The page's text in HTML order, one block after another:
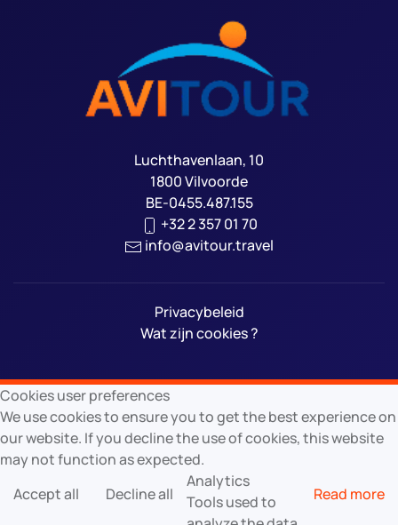
Luchthavenlaan, 10
1800 Vilvoorde
BE-0455.487.155
+32 2 357 01 70
info@avitour.travel
Privacybeleid
Wat zijn cookies ?
Cookies user preferences
We use cookies to ensure you to get the best experience on
our website. If you decline the use of cookies, this website
may not function as expected.
Accept all
Decline all Read more
Analytics
Tools used to